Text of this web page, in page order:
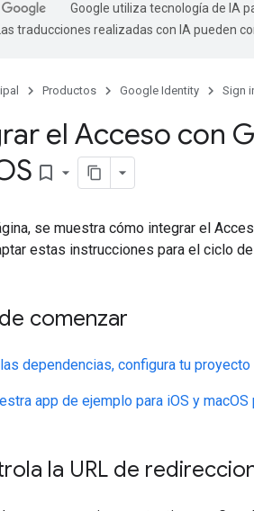
Google utiliza tecnología de IA
traducciones realizadas con IA pueden
Productos Google Identity Sign
el Acceso con
bookmark_border
se muestra cómo integrar el
estas instrucciones para el ciclo
comenzar
dependencias, configura tu
app de ejemplo para iOS y
la URL de